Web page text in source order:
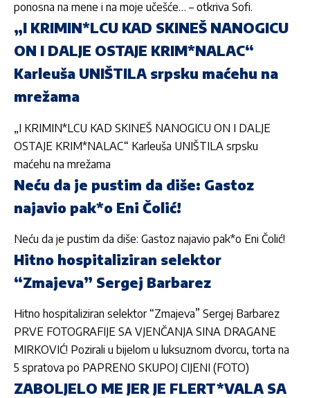
ponosna na mene i na moje učešće… – otkriva Sofi.
„I KRIMIN*LCU KAD SKINEŠ NANOGICU
ON I DALJE OSTAJE KRIM*NALAC“
Karleuša UNIŠTILA srpsku maćehu na
mrežama
„I KRIMIN*LCU KAD SKINEŠ NANOGICU ON I DALJE
OSTAJE KRIM*NALAC“ Karleuša UNIŠTILA srpsku
maćehu na mrežama
Neću da je pustim da diše: Gastoz
najavio pak*o Eni Čolić!
Neću da je pustim da diše: Gastoz najavio pak*o Eni Čolić!
Hitno hospitaliziran selektor
“Zmajeva” Sergej Barbarez
Hitno hospitaliziran selektor “Zmajeva” Sergej Barbarez
PRVE FOTOGRAFIJE SA VJENČANJA SINA DRAGANE
MIRKOVIĆ! Pozirali u bijelom u luksuznom dvorcu, torta na
5 spratova po PAPRENO SKUPOJ CIJENI (FOTO)
ZABOLJELO ME JER JE FLERT*VALA SA